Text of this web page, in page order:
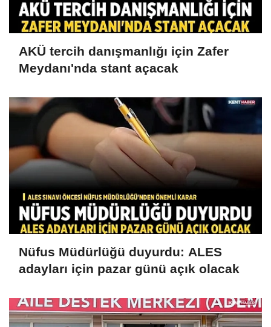
AKÜ tercih danışmanlığı için Zafer
Meydanı'nda stant açacak
Nüfus Müdürlüğü duyurdu: ALES
adayları için pazar günü açık olacak